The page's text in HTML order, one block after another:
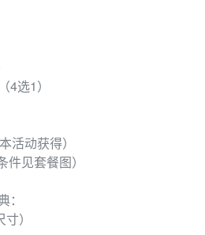
选1）
活动获得）
见套餐图）
）